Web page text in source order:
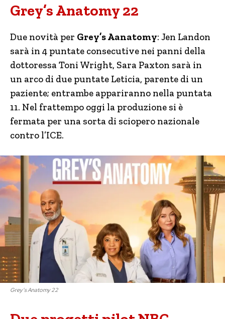
Grey’s Anatomy 22
Due novità per Grey’s Aanatomy: Jen Landon
sarà in 4 puntate consecutive nei panni della
dottoressa Toni Wright, Sara Paxton sarà in
un arco di due puntate Leticia, parente di un
paziente; entrambe appariranno nella puntata
11. Nel frattempo oggi la produzione si è
fermata per una sorta di sciopero nazionale
contro l’ICE.
Grey’s Anatomy 22